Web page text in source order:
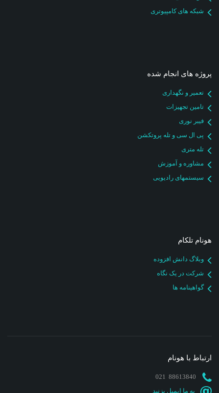
شبکه های کامپیوتری
پروژه های انجام شده
تعمیر و نگهداری
تامین تجهیزات
فیبر نوری
پی ال سی و تله پروتکشن
تله متری
مشاوره و آموزش
سیستمهای رادیویی
هونام تلکام
وبلاگ دانش افزوده
شرکت در یک نگاه
گواهینامه ها
ارتباط با هونام
به ما ایمیل بزنید